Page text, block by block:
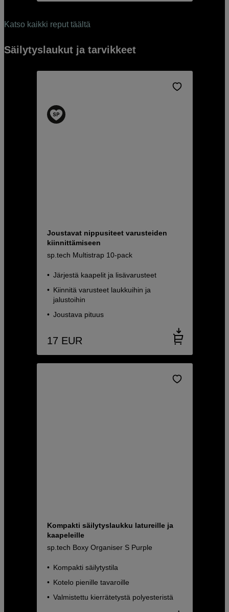
Katso kaikki reput täältä
Säilytyslaukut ja tarvikkeet
Joustavat nippusiteet varusteiden
kiinnittämiseen
sp.tech Multistrap 10-pack
Järjestä kaapelit ja lisävarusteet
Kiinnitä varusteet laukkuihin ja
jalustoihin
Joustava pituus
17 EUR
Kompakti säilytyslaukku latureille ja
kaapeleille
sp.tech Boxy Organiser S Purple
Kompakti säilytystila
Kotelo pienille tavaroille
Valmistettu kierrätetystä polyesteristä